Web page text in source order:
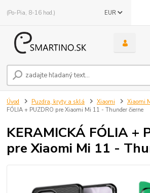
EUR
(Po-Pia, 8-16 hod.)
Úvod Puzdra, kryty a sklá Xiaomi Xiaomi
FÓLIA + PUZDRO pre Xiaomi Mi 11 - Thunder čierne
KERAMICKÁ FÓLIA +
pre Xiaomi Mi 11 -